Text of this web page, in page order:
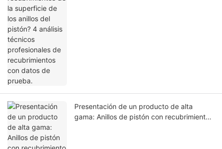
Presentación de un producto de alta
gama: Anillos de pistón con recubrimiento